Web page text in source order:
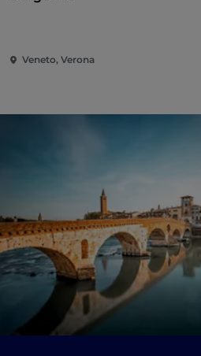
Veneto, Verona